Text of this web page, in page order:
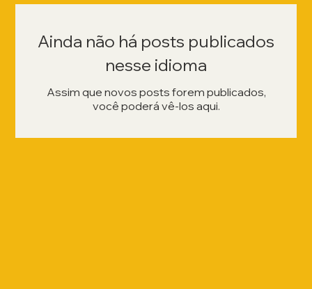
Ainda não há posts publicados
nesse idioma
Assim que novos posts forem publicados,
você poderá vê-los aqui.